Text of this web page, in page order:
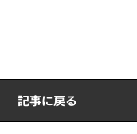
記事に戻る